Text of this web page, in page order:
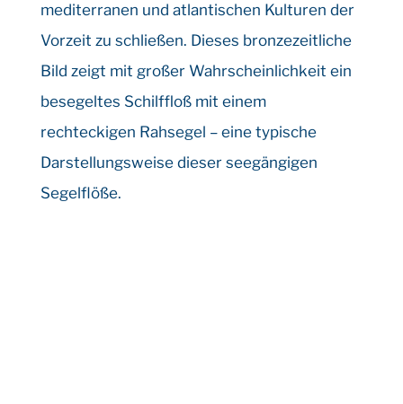
mediterranen und atlantischen Kulturen der
Vorzeit zu schließen. Dieses bronzezeitliche
Bild zeigt mit großer Wahrscheinlichkeit ein
besegeltes Schilffloß mit einem
rechteckigen Rahsegel – eine typische
Darstellungsweise dieser seegängigen
Segelflöße.